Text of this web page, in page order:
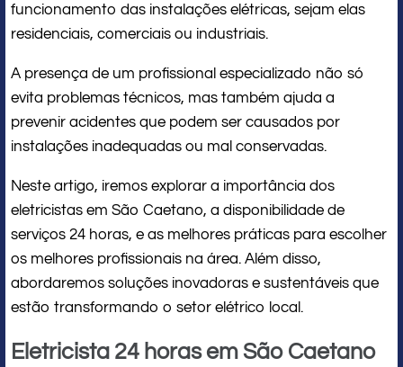
funcionamento das instalações elétricas, sejam elas
residenciais, comerciais ou industriais.
A presença de um profissional especializado não só
evita problemas técnicos, mas também ajuda a
prevenir acidentes que podem ser causados por
instalações inadequadas ou mal conservadas.
Neste artigo, iremos explorar a importância dos
eletricistas em São Caetano, a disponibilidade de
serviços 24 horas, e as melhores práticas para escolher
os melhores profissionais na área. Além disso,
abordaremos soluções inovadoras e sustentáveis que
estão transformando o setor elétrico local.
Eletricista 24 horas em São Caetano